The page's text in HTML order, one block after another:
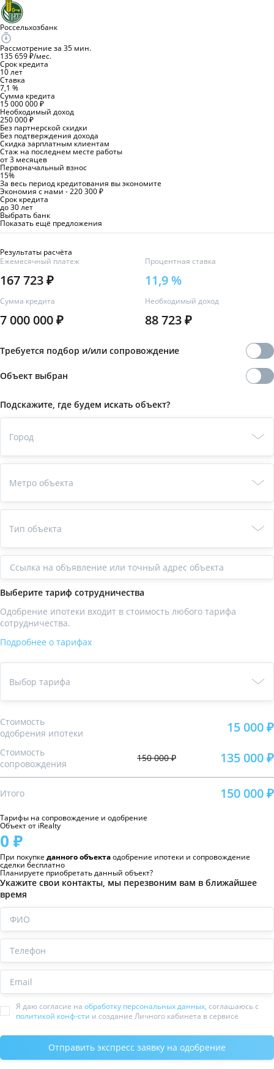
Россельхозбанк
Рассмотрение за 35 мин.
135 659 ₽/мес.
Срок кредита
10 лет
Ставка
7,1 %
Сумма кредита
15 000 000 ₽
Необходимый доход
250 000 ₽
Без партнерской скидки
Без подтверждения дохода
Скидка зарплатным клиентам
Стаж на последнем месте работы
от 3 месяцев
Первоначальный взнос
15%
За весь период кредитования вы экономите
Экономия с нами - 220 300 ₽
Срок кредита
до 30 лет
Выбрать банк
Показать ещё предложения
Результаты расчёта
Ежемесячный платеж
167 723 ₽
Процентная ставка
11,9%
Сумма кредита
7 000 000 ₽
Необходимый доход
88 723 ₽
Требуется подбор и/или сопровождение
Объект выбран
Подскажите, где будем искать объект?
Город
Метро объекта
Тип объекта
Ссылка
Выберите тариф сотрудничества
Одобрение ипотеки входит в стоимость любого тарифа
сотрудничества.
Подробнее о тарифах
Выбор тарифа
Стоимость
одобрения ипотеки
15 000 ₽
Стоимость
сопровождения
150 000 ₽ 135 000 ₽
Итого 150 000 ₽
Тарифы на сопровождение и одобрение
Объект от iRealty
При покупке данного объектаодобрение ипотеки и сопровождение
сделки бесплатно
Планируете приобретать данный объект?
Укажите свои контакты, мы перезвоним вам в ближайшее
время
ФИО
Телефон
Email
Я даю согласие на обработку персональных данных, соглашаюсь с
политикой конф-сти и создание Личного кабинета в сервисе
Отправить экспресс заявку на одобрение